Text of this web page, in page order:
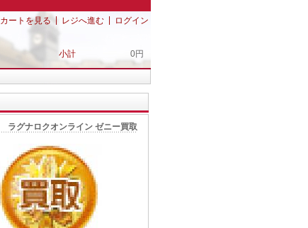
カートを見る レジへ進む ログイン
小計 0円
ラグナロクオンライン ゼニー買取